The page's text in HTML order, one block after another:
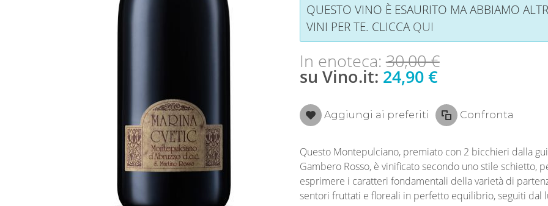
QUESTO VINO È ESAURITO MA ABBIAMO
VINI PER TE. CLICCAQUI
In enoteca:30,00 €
su Vino.it: 24,90 €
Aggiungi ai preferiti Confronta
Questo Montepulciano, premiato con 2 bicchieri dalla
Gambero Rosso, è vinificato secondo uno stile schietto,
esprimere i caratteri fondamentali della varietà di
sentori fruttati e floreali in perfetto equilibrio, seguiti dal